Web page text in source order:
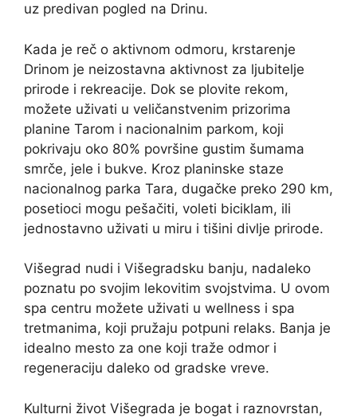
uz predivan pogled na Drinu.
Kada je reč o aktivnom odmoru, krstarenje
Drinom je neizostavna aktivnost za ljubitelje
prirode i rekreacije. Dok se plovite rekom,
možete uživati u veličanstvenim prizorima
planine Tarom i nacionalnim parkom, koji
pokrivaju oko 80% površine gustim šumama
smrče, jele i bukve. Kroz planinske staze
nacionalnog parka Tara, dugačke preko 290 km,
posetioci mogu pešačiti, voleti biciklam, ili
jednostavno uživati u miru i tišini divlje prirode.
Višegrad nudi i Višegradsku banju, nadaleko
poznatu po svojim lekovitim svojstvima. U ovom
spa centru možete uživati u wellness i spa
tretmanima, koji pružaju potpuni relaks. Banja je
idealno mesto za one koji traže odmor i
regeneraciju daleko od gradske vreve.
Kulturni život Višegrada je bogat i raznovrstan,